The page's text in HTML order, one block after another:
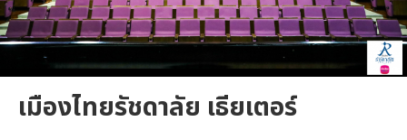
เมืองไทยรัชดาลัย เธียเตอร์